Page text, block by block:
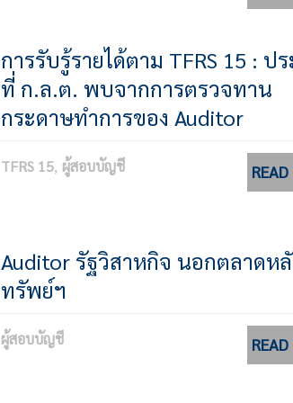
การรับรู้รายได้ตาม TFRS 15 : ป
ที่ ก.ล.ต. พบจากการตรวจทาน
กระดาษทำการของ Auditor
TFRS 15 ผู้สอบบัญชี
Auditor รัฐวิสาหกิจ นอกตลาดห
ทรัพย์ฯ
ผู้สอบบัญชี